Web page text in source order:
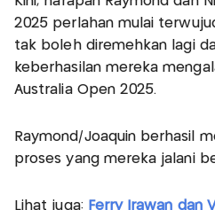
2025 perlahan mulai
tak boleh diremehkan lagi
keberhasilan mereka
Australia Open 2025.
Raymond/Joaquin berhasil
proses yang mereka jalani
Lihat juga: Ferry Irawan dan